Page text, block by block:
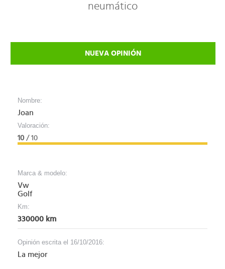
neumático
NUEVA OPINIÓN
Nombre:
Joan
Valoración:
10/ 10
Marca & modelo:
Vw
Golf
Km:
330000 km
Opinión escrita el 16/10/2016:
La mejor